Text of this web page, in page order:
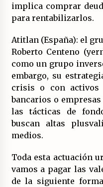
implica comprar
para rentabilizarlos.
Atitlan (España): el
Roberto Centeno
como un grupo
embargo, su
crisis o con activos
bancarios o
las tácticas de
buscan altas
medios.
Toda esta actuación
vamos a pagar las
de la siguiente